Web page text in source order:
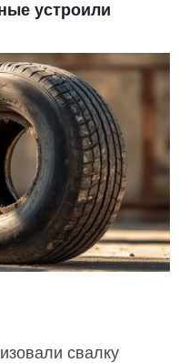
устроили
свалку